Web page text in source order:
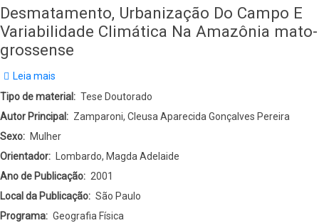
Desmatamento, Urbanização Do Campo E
Variabilidade Climática Na Amazônia mato-
grossense
Leia mais
Desmatamento,
Urbanização
Do
Campo
E
Variabilidade
Climática
Tipo de material
Tese Doutorado
Autor Principal
Zamparoni, Cleusa Aparecida Gonçalves Pereira
Sexo
Mulher
Orientador
Lombardo, Magda Adelaide
Ano de Publicação
2001
Local da Publicação
São Paulo
Programa
Geografia Física